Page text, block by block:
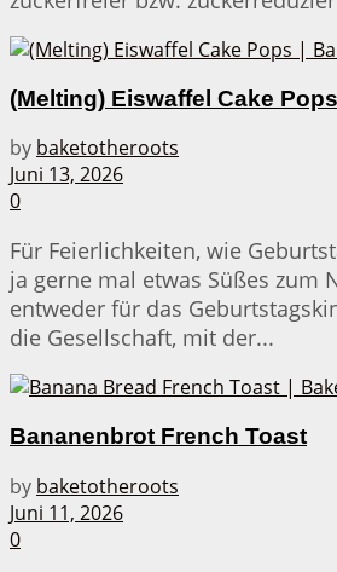
(Melting) Eiswaffel Cake Pops
by baketotheroots
Juni 13, 2026
0
Für Feierlichkeiten, wie
ja gerne mal etwas Süßes zum
entweder für das
die Gesellschaft, mit der...
Bananenbrot French Toast
by baketotheroots
Juni 11, 2026
0